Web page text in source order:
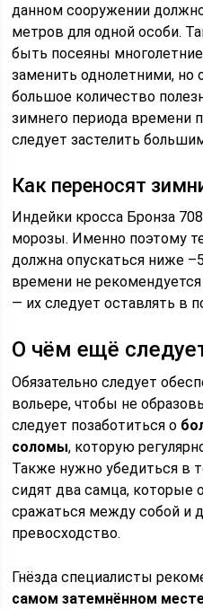
данном сооружении
метров для одной особи.
быть посеяны
заменить однолетними,
большое количество
зимнего периода времени
следует застелить
Как переносят
Индейки кросса Бронза
морозы. Именно поэтому
должна опускаться ниже
времени не
— их следует оставлять в
О чём ещё
Обязательно следует
вольере, чтобы не
следует позаботиться о
соломы, которую
Также нужно убедиться в
сидят два самца, которые
сражаться между собой и
превосходство.
Гнёзда специалисты
самом затемнённом